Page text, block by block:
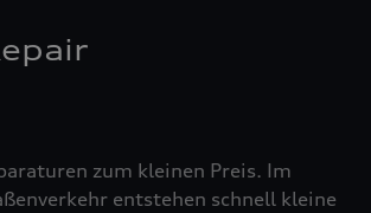
zum kleinen Preis. Im
entstehen schnell kleine